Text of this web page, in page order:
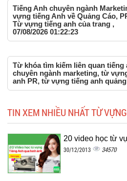
Tiếng Anh chuyên ngành
vựng tiếng Anh về Quảng Cáo,
Từ vựng tiếng anh của trang ,
07/08/2026 01:22:23
Từ khóa tìm kiếm liên quan tiếng
chuyên ngành marketing, từ
anh PR, từ vựng tiếng anh
TIN XEM NHIỀU NHẤT TỪ
20 video học từ
30/12/2013 34570